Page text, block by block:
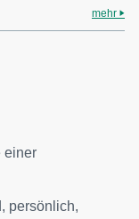
mehr
einer
persönlich,